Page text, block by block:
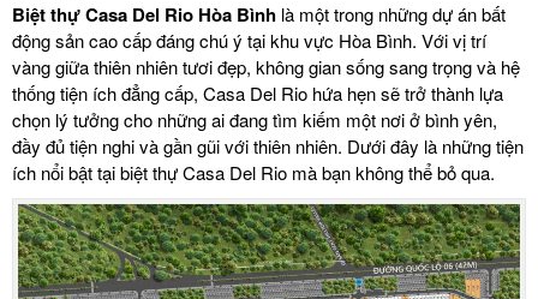
Biệt thự Casa Del Rio Hòa Bình là một trong những dự án bất
động sản cao cấp đáng chú ý tại khu vực Hòa Bình. Với vị trí
vàng giữa thiên nhiên tươi đẹp, không gian sống sang trọng và hệ
thống tiện ích đẳng cấp, Casa Del Rio hứa hẹn sẽ trở thành lựa
chọn lý tưởng cho những ai đang tìm kiếm một nơi ở bình yên,
đầy đủ tiện nghi và gần gũi với thiên nhiên. Dưới đây là những tiện
ích nổi bật tại biệt thự Casa Del Rio mà bạn không thể bỏ qua.